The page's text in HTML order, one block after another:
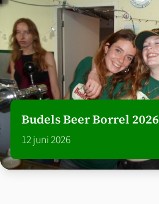
Budels Beer Borrel 2026
12 juni 2026